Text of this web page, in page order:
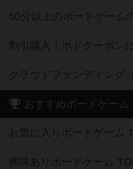
60分以上のボードゲーム
割引購入！ボドクーポン
クラウドファンディング
おすすめボードゲーム
お気に入りボードゲーム
興味ありボードゲーム